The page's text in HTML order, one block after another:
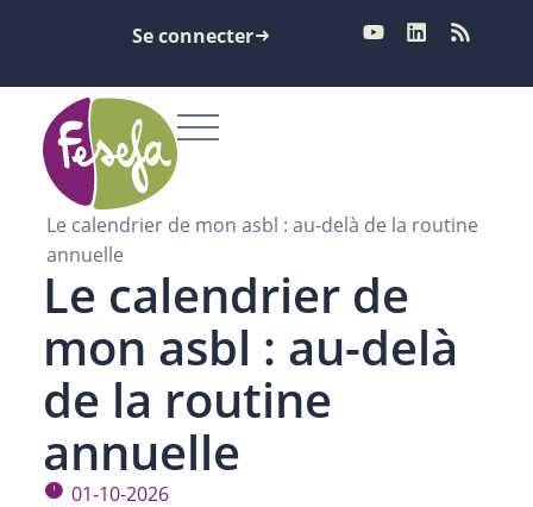
Se connecter
Le calendrier de mon asbl : au-delà de la routine
annuelle
Le calendrier de
mon asbl : au-delà
de la routine
annuelle
01-10-2026